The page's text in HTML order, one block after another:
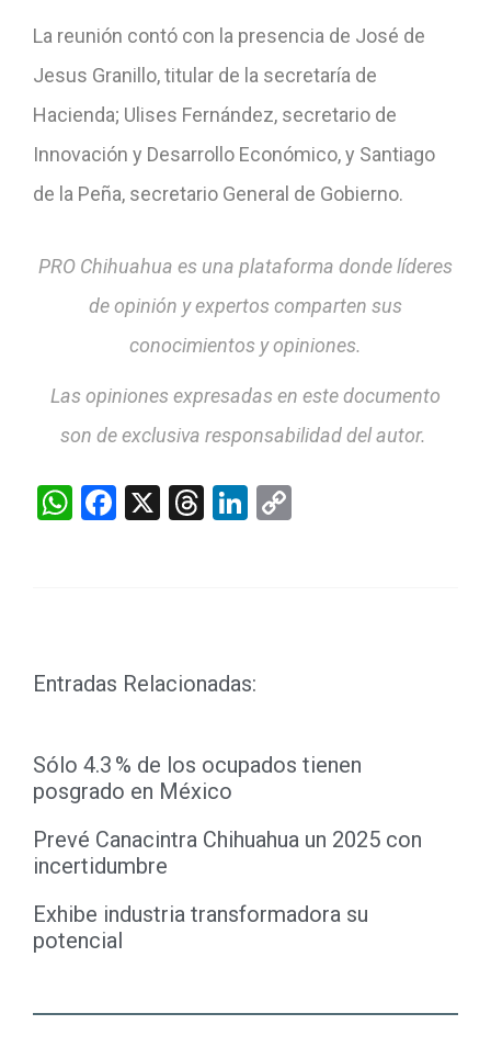
La reunión contó con la presencia de José de
Jesus Granillo, titular de la secretaría de
Hacienda; Ulises Fernández, secretario de
Innovación y Desarrollo Económico, y Santiago
de la Peña, secretario General de Gobierno.
PRO Chihuahua es una plataforma donde líderes
de opinión y expertos comparten sus
conocimientos y opiniones.
Las opiniones expresadas en este documento
son de exclusiva responsabilidad del autor.
WhatsApp
Facebook
X Threads
LinkedIn
Entradas Relacionadas:
Sólo 4.3 % de los ocupados tienen
posgrado en México
Prevé Canacintra Chihuahua un 2025 con
incertidumbre
Exhibe industria transformadora su
potencial